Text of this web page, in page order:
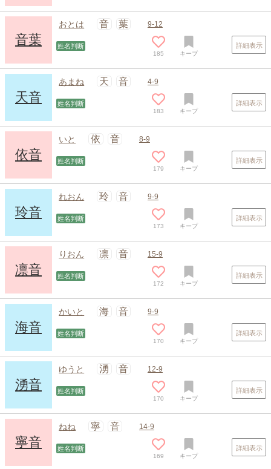
音葉
おとは 音 葉 9-12
姓名判断
185 キープ
詳細表示
天音
あまね 天 音 4-9
姓名判断
183 キープ
詳細表示
依音
いと 依 音 8-9
姓名判断
179 キープ
詳細表示
玲音
れおん 玲 音 9-9
姓名判断
173 キープ
詳細表示
凛音
りおん 凛 音 15-9
姓名判断
172 キープ
詳細表示
海音
かいと 海 音 9-9
姓名判断
170 キープ
詳細表示
湧音
ゆうと 湧 音 12-9
姓名判断
170 キープ
詳細表示
寧音
ねね 寧 音 14-9
姓名判断
169 キープ
詳細表示